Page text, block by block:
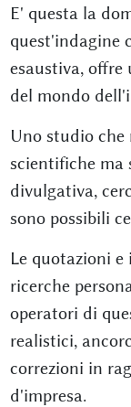
E' questa la
quest'indagine
esaustiva, offre
del mondo
Uno studio che
scientifiche ma
divulgativa,
sono possibili
Le quotazioni
ricerche
operatori di
realistici,
correzioni in
d'impresa.